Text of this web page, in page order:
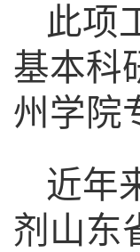
此项
基本科
州学院
近年
剂山东